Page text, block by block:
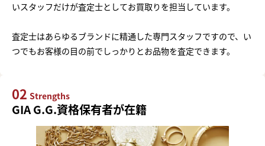
いスタッフだけが査定士としてお買取りを担当しています。
査定士はあらゆるブランドに精通した専門スタッフですので、い
つでもお客様の目の前でしっかりとお品物を査定できます。
02 Strengths
GIA G.G.資格保有者が在籍